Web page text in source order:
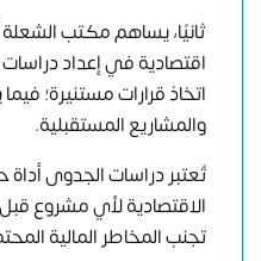
ثانيًا، يساهم مكتب
اقتصادية في إعداد
اتخاذ قرارات مستنيرة؛
والمشاريع المستقبلية.
تُعتبر دراسات الجدوى
الاقتصادية لأي مشروع
تجنب المخاطر المالية